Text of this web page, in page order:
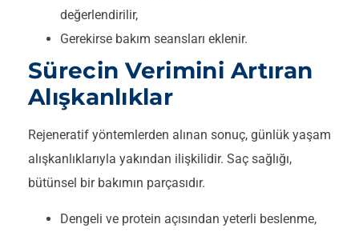
değerlendirilir,
Gerekirse bakım seansları eklenir.
Sürecin Verimini Artıran
Alışkanlıklar
Rejeneratif yöntemlerden alınan sonuç, günlük yaşam
alışkanlıklarıyla yakından ilişkilidir. Saç sağlığı,
bütünsel bir bakımın parçasıdır.
Dengeli ve protein açısından yeterli beslenme,